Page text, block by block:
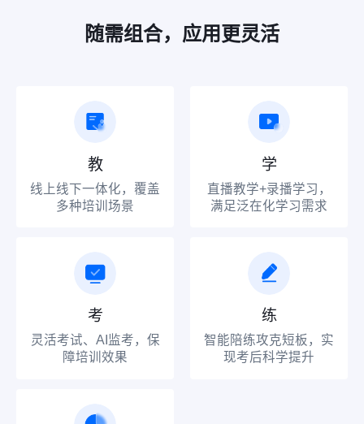
随需组合，应用更灵活
教
线上线下一体化，覆盖
多种培训场景
学
直播教学+录播学习，
满足泛在化学习需求
考
灵活考试、AI监考，保
障培训效果
练
智能陪练攻克短板，实
现考后科学提升